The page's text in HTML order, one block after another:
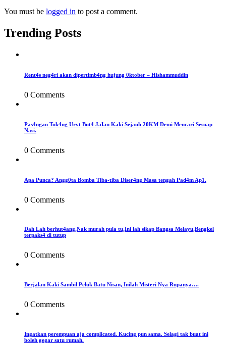
You must be logged in to post a comment.
Trending Posts
Rent4s neg4ri akan dipertimb4ng hujung 0ktober – Hishammuddin
0 Comments
Pas4ngan Tuk4ng Urvt But4 JaIan Kaki Sejauh 20KM Demi Mencari Sesuap
Nasi.
0 Comments
Apa Punca? Angg0ta Bomba Tiba-tiba Diser4ng Masa tengah Pad4m Ap1.
0 Comments
Dah Lah berhut4ang,Nak murah pula tu,Ini lah sikap Bangsa Melayu,Bengkel
terpaks4 di tutup
0 Comments
Berjalan Kaki Sambil Peluk Batu Nisan, Inilah Misteri Nya Rupanya….
0 Comments
Ingatkan perempuan aja complicated. Kucing pun sama. Selagi tak buat ini
boleh gegar satu rumah.